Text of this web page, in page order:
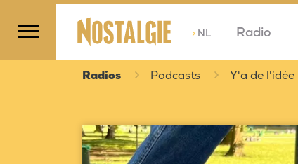
>NL Radio
Radios Podcasts Y'a de l'idée